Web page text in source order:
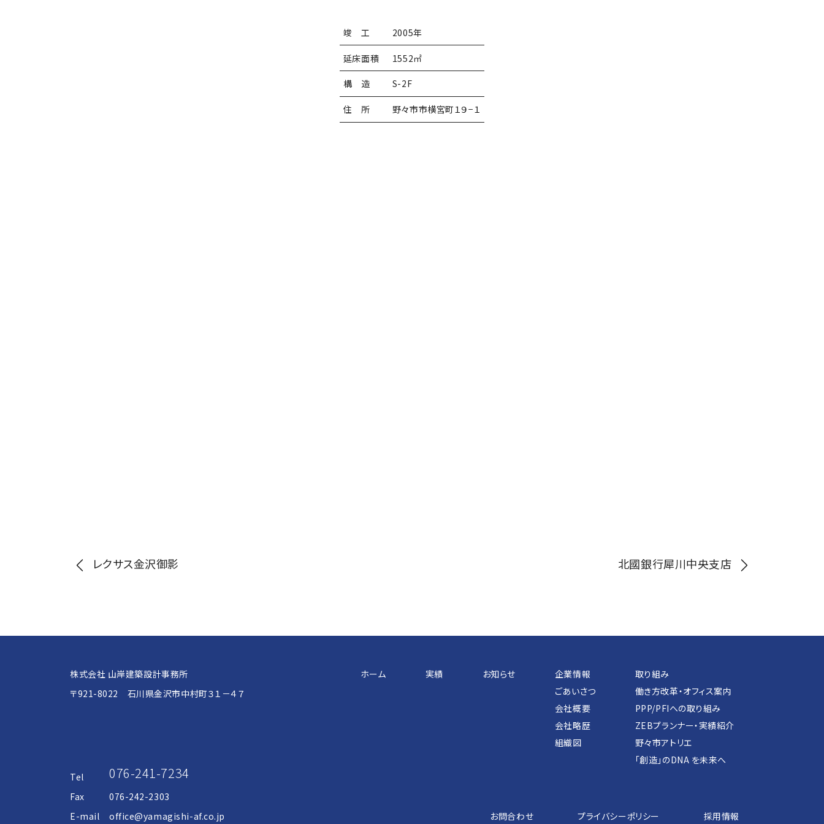
竣 工 2005年
延床面積 1552㎡
構 造 S-2F
住 所 野々市市横宮町１９−１
投
ナ
ビ
シ
レクサス金沢御影 北國銀行犀川中央支店
株式会社 山岸建築設計事務所
〒921-8022 石川県金沢市中村町３１－４７
Tel 076-241-7234
Fax
076-242-2303
E-mail
office@yamagishi-af.co.jp
ホーム 実績 お知らせ
企業情報
ごあいさつ
会社概要
会社略歴
組織図
取り組み
働き方改革・オフィス案内
PPP/PFIへの取り組み
ZEBプランナー・実績紹介
野々市アトリエ
「創造」のDNA を未来へ
お問合わせ プライバシーポリシー 採用情報